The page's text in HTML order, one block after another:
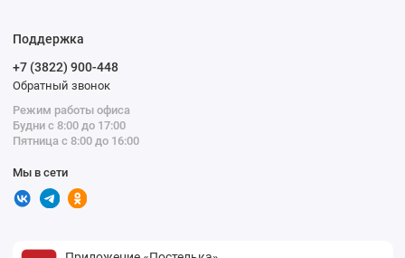
Поддержка
+7 (3822) 900-448
Обратный звонок
Режим работы офиса
Будни с 8:00 до 17:00
Пятница с 8:00 до 16:00
Мы в сети